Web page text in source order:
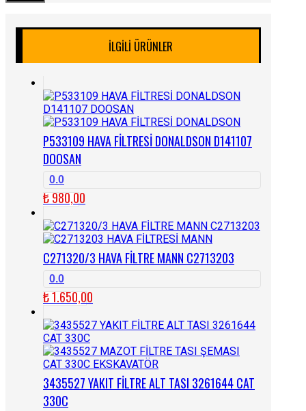
İLGILI ÜRÜNLER
P533109 HAVA FİLTRESİ DONALDSON D141107
DOOSAN
0.0
₺980,00
C271320/3 HAVA FİLTRE MANN C2713203
0.0
₺1.650,00
3435527 YAKIT FİLTRE ALT TASI 3261644 CAT
330C